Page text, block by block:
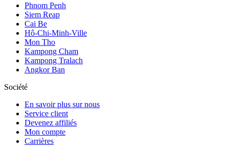
Phnom Penh
Siem Reap
Cai Be
Hô-Chi-Minh-Ville
Mon Tho
Kampong Cham
Kampong Tralach
Angkor Ban
Société
En savoir plus sur nous
Service client
Devenez affiliés
Mon compte
Carrières